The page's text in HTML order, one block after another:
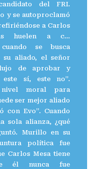
del FRI.
y se autoproclamó
a Carlos
huelen a c…
se busca
su aliado, el señor
de aprobar y
este sí, este no”.
moral para
ser mejor aliado
con Evo”. Cuando
sola alianza, ¿qué
Murillo en su
política fue
Carlos Mesa tiene
él nunca fue